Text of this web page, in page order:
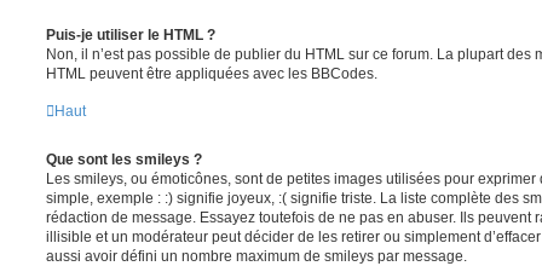
Puis-je utiliser le HTML ?
Non, il n’est pas possible de publier du HTML sur ce forum. La plupart des
HTML peuvent être appliquées avec les BBCodes.
Haut
Que sont les smileys ?
Les smileys, ou émoticônes, sont de petites images utilisées pour
simple, exemple : :) signifie joyeux, :( signifie triste. La liste complète des
rédaction de message. Essayez toutefois de ne pas en abuser. Ils peuvent
illisible et un modérateur peut décider de les retirer ou simplement
aussi avoir défini un nombre maximum de smileys par message.